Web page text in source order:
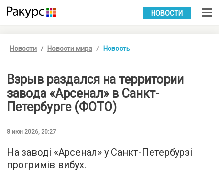
УКР РУС
НОВОСТИ
Новости Новости мира Новость
Взрыв раздался на территории
завода «Арсенал» в Санкт-
Петербурге (ФОТО)
8 июн 2026, 20:27
На заводі «Арсенал» у Санкт-Петербурзі
прогримів вибух.